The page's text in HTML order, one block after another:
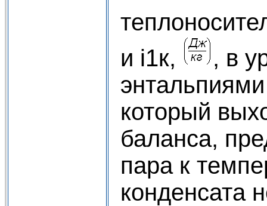
и i1к,
, в
который
баланса,
пара к
конденсата